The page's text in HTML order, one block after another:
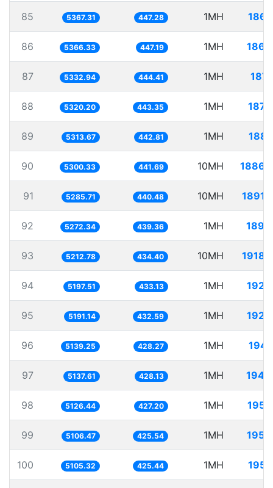
85 5367.31 447.28 1MH
86 5366.33 447.19 1MH
87 5332.94 444.41 1MH
88 5320.20 443.35 1MH
89 5313.67 442.81 1MH
90 5300.33 441.69 10MH
91 5285.71 440.48 10MH
92 5272.34 439.36 1MH
93 5212.78 434.40 10MH
94 5197.51 433.13 1MH
95 5191.14 432.59 1MH
96 5139.25 428.27 1MH
97 5137.61 428.13 1MH
98 5126.44 427.20 1MH
99 5106.47 425.54 1MH
100 5105.32 425.44 1MH